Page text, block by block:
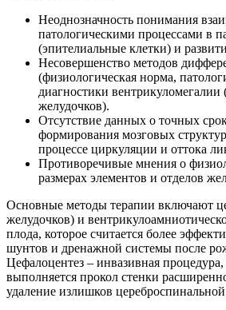
Неоднозначность понимания
патологическими процессами в
(эпителиальные клетки) и
Несовершенство методов
(физиологическая норма,
диагностики вентрикуломегалии
желудочков).
Отсутствие данных о точных
формирования мозговых
процессе циркуляции и оттока
Противоречивые мнения о
размерах элементов и отделов
Основные методы терапии включают
желудочков) и
плода, которое считается более
шунтов и дренажной системы после
Цефалоцентез – инвазивная процедура,
выполняется прокол стенки
удаление излишков